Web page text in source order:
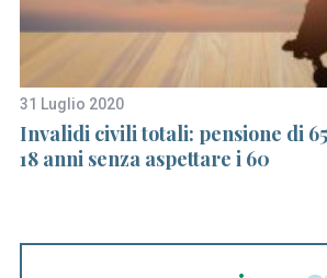
31 Luglio 2020
Invalidi civili totali: pensione di
18 anni senza aspettare i 60
S
e
h